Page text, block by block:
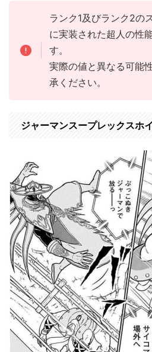
ランク1及びランク2の
に実装された超人の性
す。
実際の値と異なる可能
承ください。
ジャーマンスープレックスホ